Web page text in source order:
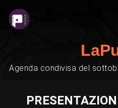
Agenda condivisa del